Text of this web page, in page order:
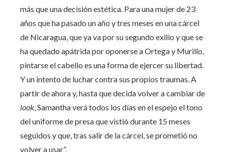
más que una decisión estética. Para una mujer de 23
años que ha pasado un año y tres meses en una cárcel
de Nicaragua, que ya va por su segundo exilio y que se
ha quedado apátrida por oponerse a Ortega y Murillo,
pintarse el cabello es una forma de ejercer su libertad.
Y un intento de luchar contra sus propios traumas. A
partir de ahora y, hasta que decida volver a cambiar de
look , Samantha verá todos los días en el espejo el tono
del uniforme de presa que vistió durante 15 meses
seguidos y que, tras salir de la cárcel, se prometió no
volver a usar”.